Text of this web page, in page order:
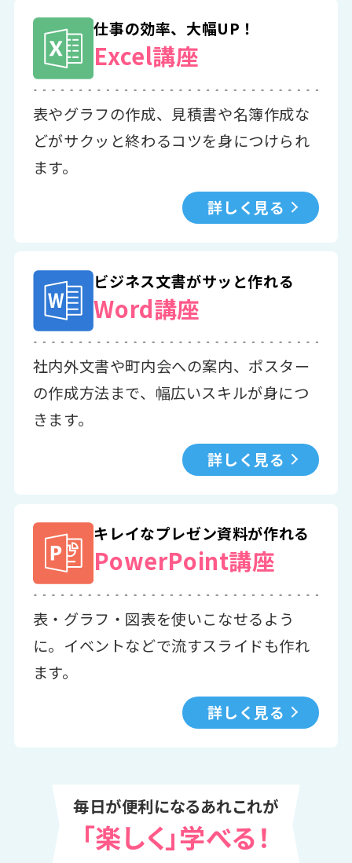
仕事の効率、大幅UP！
Excel講座
表やグラフの作成、見積書や名簿作成な
どがサクッと終わるコツを身につけられ
ます。
詳しく見る
ビジネス文書がサッと作れる
Word講座
社内外文書や町内会への案内、ポスター
の作成方法まで、幅広いスキルが身につ
きます。
詳しく見る
キレイなプレゼン資料が作れる
PowerPoint講座
表・グラフ・図表を使いこなせるよう
に。イベントなどで流すスライドも作れ
ます。
詳しく見る
毎日が便利になるあれこれが
「楽しく」学べる！